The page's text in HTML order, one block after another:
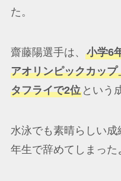
た。
齋藤陽選手は、 小学6
アオリンピックカッ
タフライで2位という
水泳でも素晴らしい
年生で辞めてしまった